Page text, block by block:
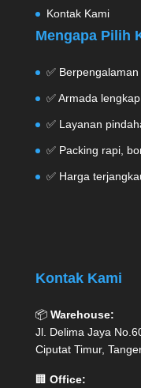
Kontak Kami
Mengapa Pilih
✅
✅ Armada
✅ Layanan
✅ Packing rapi,
✅ Harga
Kontak Kami
📦 Warehouse:
Jl. Delima Jaya
Ciputat Timur,
🏢 Office: